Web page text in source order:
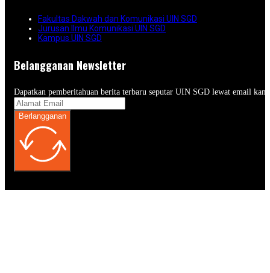
Fakultas Dakwah dan Komunikasi UIN SGD
Jurusan Ilmu Komunikasi UIN SGD
Kampus UIN SGD
Belangganan Newsletter
Dapatkan pemberitahuan berita terbaru seputar UIN SGD lewat email
Berlangganan